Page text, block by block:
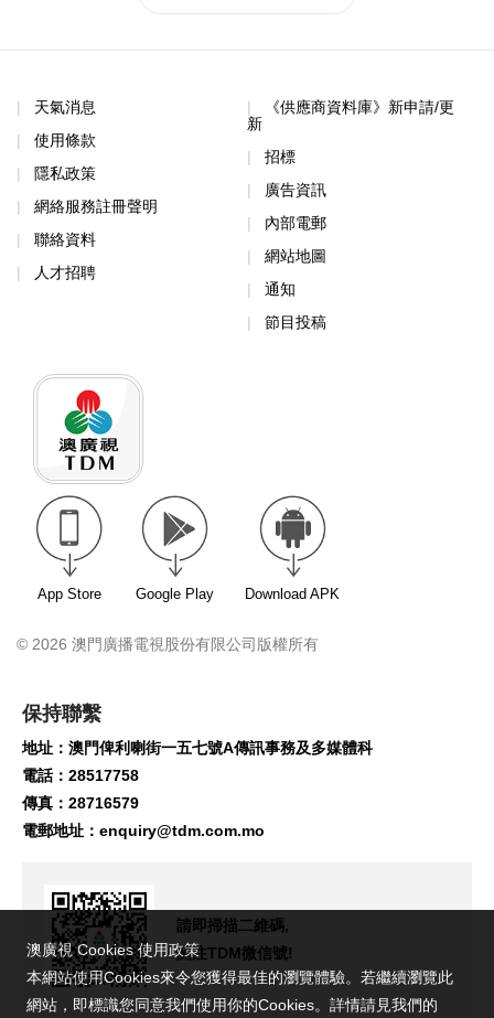
天氣消息
使用條款
隱私政策
網絡服務註冊聲明
聯絡資料
人才招聘
《供應商資料庫》新申請/更
新
招標
廣告資訊
內部電郵
網站地圖
通知
節目投稿
App Store Google Play Download APK
© 2026 澳門廣播電視股份有限公司版權所有
保持聯繫
地址：澳門俾利喇街一五七號A傳訊事務及多媒體科
電話：28517758
傳真：28716579
電郵地址： enquiry@tdm.com.mo
請即掃描二維碼,
關注TDM微信號!
澳廣視 Cookies 使用政策
本網站使用Cookies來令您獲得最佳的瀏覽體驗。若繼續瀏覽此
網站，即標識您同意我們使用你的Cookies。詳情請見我們的